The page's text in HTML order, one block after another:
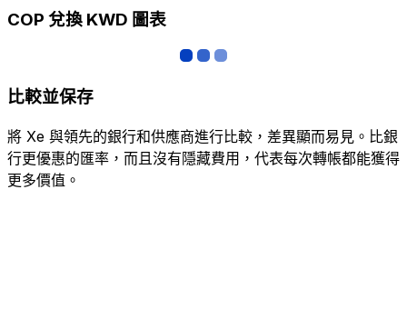
COP 兌換 KWD 圖表
比較並保存
將 Xe 與領先的銀行和供應商進行比較，差異顯而易見。比銀
行更優惠的匯率，而且沒有隱藏費用，代表每次轉帳都能獲得
更多價值。